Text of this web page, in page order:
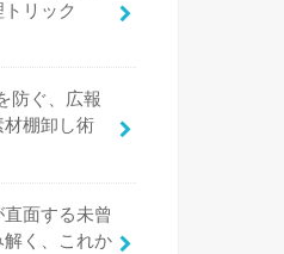
リック
防ぐ、広報
棚卸し術
面する未曾
く、これか